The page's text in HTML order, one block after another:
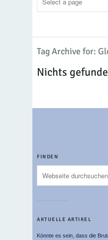
Tag Archive for:
Nichts
FINDEN
AKTUELLE ARTIKEL
Könnte es sein, dass die